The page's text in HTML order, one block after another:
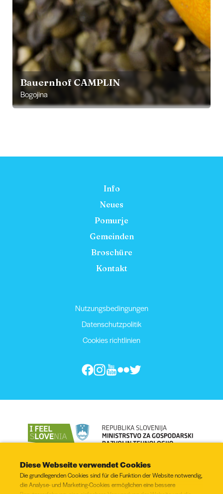
Bauernhof CAMPLIN
Bogojina
Info
Neues
Pomurje
Gemeinden
Broschüre
Kontakt
Nutzungsbedingungen
Datenschutzpolitik
Cookies richtlinien
Diese Webseite verwendet Cookies
Die grundlegenden Cookies sind für die Funktion der Website notwendig,
die Analyse- und Marketing-Cookies ermöglichen eine bessere